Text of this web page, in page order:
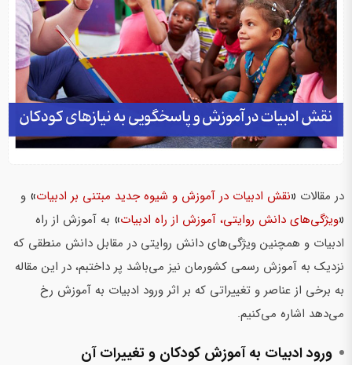
در مقالات «نقش ادبیات در آموزش و شیوه جدید مبتنی بر ادبیات» و
«ویژگی‌های دانش روایتی، آموزش از راه ادبیات» به آموزش از راه
ادبیات و همچنین ویژگی‌های دانش روایتی در مقابل دانش منطقی که
نزدیک به آموزش رسمی کشورمان نیز می‌باشد پر داختبم، در این مقاله
به برخی از عناصر و تغییراتی که بر اثر ورود ادبیات به آموزش رخ
می‌دهد اشاره می‌کنیم.
ورود ادبیات به آموزش کودکان و تغییرات آن